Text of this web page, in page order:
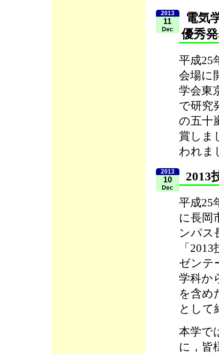
2013
11
Dec
電気
優秀
平成25
会場に
学会東
で研究
の五十
賞しま
われま
2013
10
Dec
2013
平成25
に長岡
ンパス
「
ゼンテ
学科か
を含め
として
本学で
に，皆